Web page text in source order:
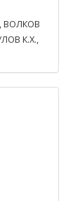
ВОЛКОВ
К.Х.,